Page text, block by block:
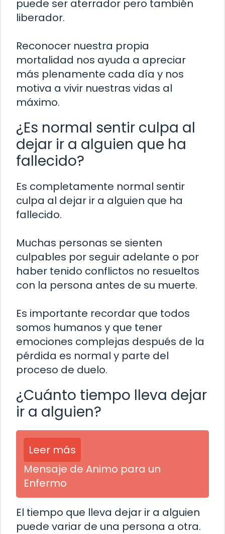
puede ser aterrador pero también
liberador.
Reconocer nuestra propia
mortalidad nos ayuda a apreciar
más plenamente cada día y nos
motiva a vivir nuestras vidas al
máximo.
¿Es normal sentir culpa al
dejar ir a alguien que ha
fallecido?
Es completamente normal sentir
culpa al dejar ir a alguien que ha
fallecido.
Muchas personas se sienten
culpables por seguir adelante o por
haber tenido conflictos no resueltos
con la persona antes de su muerte.
Es importante recordar que todos
somos humanos y que tener
emociones complejas después de la
pérdida es normal y parte del
proceso de duelo.
¿Cuánto tiempo lleva dejar
ir a alguien?
Leer más
Mensaje de Animo para un
Enfermo
El tiempo que lleva dejar ir a alguien
puede variar de una persona a otra.